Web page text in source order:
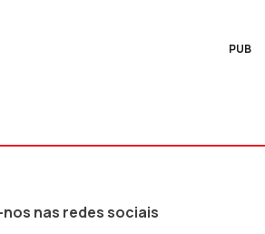
PUB
nas redes sociais